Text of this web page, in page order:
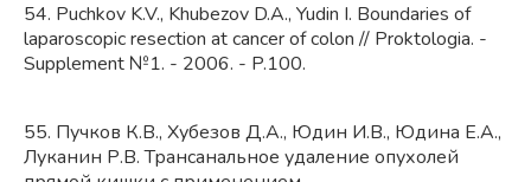
54. Puchkov K.V., Khubezov D.A., Yudin I. Boundaries of
laparoscopic resection at cancer of colon // Proktologia. -
Supplement №1. - 2006. - P.100.
55. Пучков К.В., Хубезов Д.А., Юдин И.В., Юдина Е.А.,
Луканин Р.В. Трансанальное удаление опухолей